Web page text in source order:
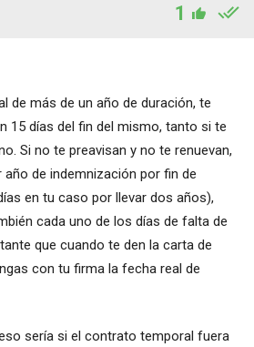
1
de más de un año de duración, te
15 días del fin del mismo, tanto si te
Si no te preavisan y no te renuevan,
de indemnización por fin de
en tu caso por llevar dos años),
cada uno de los días de falta de
que cuando te den la carta de
con tu firma la fecha real de
sería si el contrato temporal fuera